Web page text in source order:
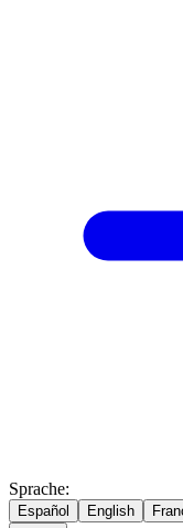
Sprache:
Español English